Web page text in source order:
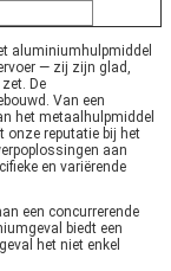
aluminiumhulpmiddel
— zij zijn glad,
De
Van een
het metaalhulpmiddel
onze reputatie bij het
aan
en variërende
een concurrerende
biedt een
het niet enkel